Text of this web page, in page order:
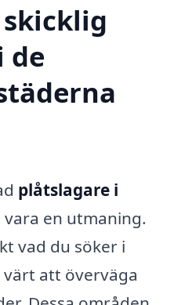
de
plåtslagare i
en utmaning.
vad du söker i
värt att överväga